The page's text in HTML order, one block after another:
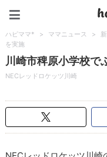
ハピママ* > ママニュース >
を実施
川崎市稗原小学校で
NECレッドロケッツ川崎